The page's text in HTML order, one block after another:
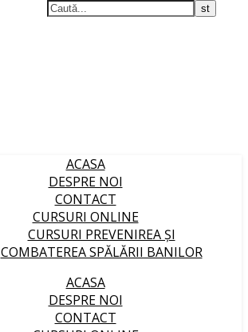
ACASA
DESPRE NOI
CONTACT
CURSURI ONLINE
CURSURI PREVENIREA ȘI
COMBATEREA SPĂLĂRII BANILOR
ACASA
DESPRE NOI
CONTACT